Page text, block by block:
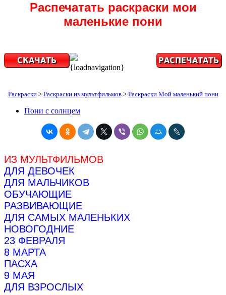
Распечатать раскраски мои
маленькие пони
{loadnavigation}
Раскраски> Раскраски из мультфильмов> Раскраски Мой маленький пони
Пони с солнцем
ИЗ МУЛЬТФИЛЬМОВ
ДЛЯ ДЕВОЧЕК
ДЛЯ МАЛЬЧИКОВ
ОБУЧАЮЩИЕ
РАЗВИВАЮЩИЕ
ДЛЯ САМЫХ МАЛЕНЬКИХ
НОВОГОДНИЕ
23 ФЕВРАЛЯ
8 МАРТА
ПАСХА
9 МАЯ
ДЛЯ ВЗРОСЛЫХ